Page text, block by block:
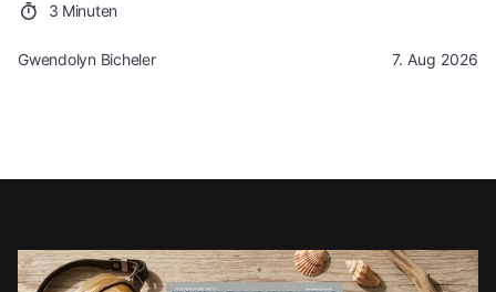
3 Minuten
Gwendolyn Bicheler 7. Aug 2026